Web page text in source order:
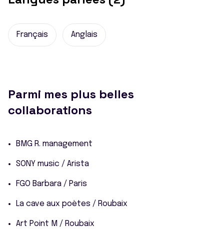
Français Anglais
Parmi mes plus belles
collaborations
BMG R. management
SONY music / Arista
FGO Barbara / Paris
La cave aux poètes / Roubaix
Art Point M / Roubaix